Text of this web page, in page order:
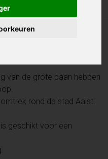
van de grote baan hebben
rond de stad Aalst.
geschikt voor een